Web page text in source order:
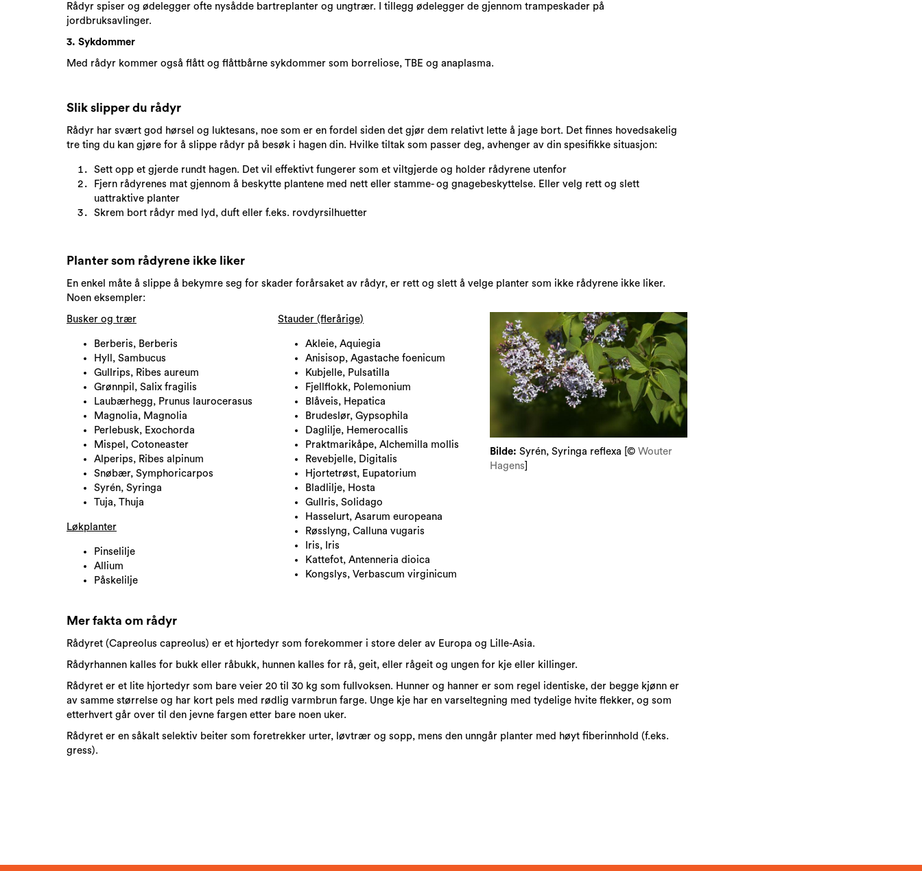
Rådyr spiser og ødelegger ofte nysådde bartreplanter og ungtrær. I tillegg ødelegger de gjennom trampeskader på
jordbruksavlinger.
3. Sykdommer
Med rådyr kommer også flått og flåttbårne sykdommer som borreliose, TBE og anaplasma.
Slik slipper du rådyr
Rådyr har svært god hørsel og luktesans, noe som er en fordel siden det gjør dem relativt lette å jage bort. Det finnes hovedsakelig
tre ting du kan gjøre for å slippe rådyr på besøk i hagen din. Hvilke tiltak som passer deg, avhenger av din spesifikke situasjon:
Sett opp et gjerde rundt hagen. Det vil effektivt fungerer som et viltgjerde og holder rådyrene utenfor
Fjern rådyrenes mat gjennom å beskytte plantene med nett eller stamme- og gnagebeskyttelse. Eller velg rett og slett
uattraktive planter
Skrem bort rådyr med lyd, duft eller f.eks. rovdyrsilhuetter
Planter som rådyrene ikke liker
En enkel måte å slippe å bekymre seg for skader forårsaket av rådyr, er rett og slett å velge planter som ikke rådyrene ikke liker.
Noen eksempler:
Busker og trær
Berberis, Berberis
Hyll, Sambucus
Gullrips, Ribes aureum
Grønnpil, Salix fragilis
Laubærhegg, Prunus laurocerasus
Magnolia, Magnolia
Perlebusk, Exochorda
Mispel, Cotoneaster
Alperips, Ribes alpinum
Snøbær, Symphoricarpos
Syrén, Syringa
Tuja, Thuja
Løkplanter
Pinselilje
Allium
Påskelilje
​Stauder (flerårige)
Akleie, Aquiegia
Anisisop, Agastache foenicum
Kubjelle, Pulsatilla
Fjellflokk, Polemonium
Blåveis, Hepatica
Brudeslør, Gypsophila
Daglilje, Hemerocallis
Praktmarikåpe, Alchemilla mollis
Revebjelle, Digitalis
Hjortetrøst, Eupatorium
Bladlilje, Hosta
Gullris, Solidago
Hasselurt, Asarum europeana
Røsslyng, Calluna vugaris
Iris, Iris
Kattefot, Antenneria dioica
Kongslys, Verbascum virginicum
Bilde: Syrén, Syringa reflexa [© Wouter
Hagens]
Mer fakta om rådyr
Rådyret (Capreolus capreolus) er et hjortedyr som forekommer i store deler av Europa og Lille-Asia.
Rådyrhannen kalles for bukk eller råbukk, hunnen kalles for rå, geit, eller rågeit og ungen for kje eller killinger.
Rådyret er et lite hjortedyr som bare veier 20 til 30 kg som fullvoksen. Hunner og hanner er som regel identiske, der begge kjønn er
av samme størrelse og har kort pels med rødlig varmbrun farge. Unge kje har en varseltegning med tydelige hvite flekker, og som
etterhvert går over til den jevne fargen etter bare noen uker.
Rådyret er en såkalt selektiv beiter som foretrekker urter, løvtrær og sopp, mens den unngår planter med høyt fiberinnhold (f.eks.
gress).